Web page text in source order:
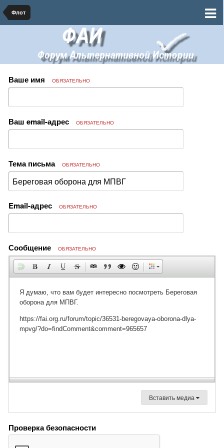
Флот
Ваше имя ОБЯЗАТЕЛЬНО
Ваш email-адрес ОБЯЗАТЕЛЬНО
Тема письма ОБЯЗАТЕЛЬНО
Email-адрес ОБЯЗАТЕЛЬНО
Сообщение ОБЯЗАТЕЛЬНО
Вставить медиа
Проверка безопасности